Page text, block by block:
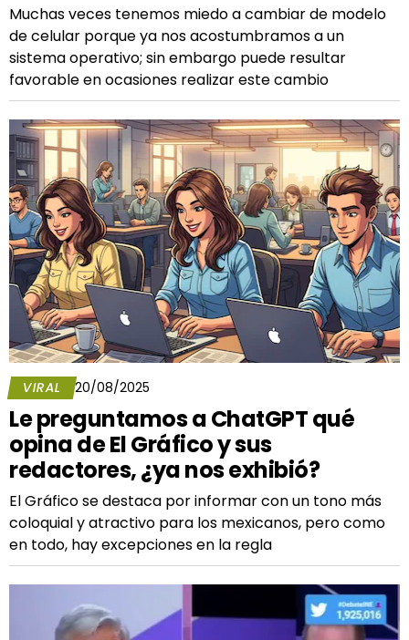
Muchas veces tenemos miedo a cambiar de modelo
de celular porque ya nos acostumbramos a un
sistema operativo; sin embargo puede resultar
favorable en ocasiones realizar este cambio
VIRAL 20/08/2025
Le preguntamos a ChatGPT qué
opina de El Gráfico y sus
redactores, ¿ya nos exhibió?
El Gráfico se destaca por informar con un tono más
coloquial y atractivo para los mexicanos, pero como
en todo, hay excepciones en la regla